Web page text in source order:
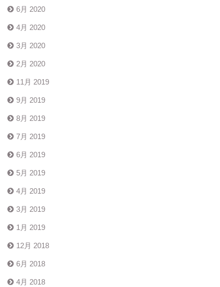
6月 2020
4月 2020
3月 2020
2月 2020
11月 2019
9月 2019
8月 2019
7月 2019
6月 2019
5月 2019
4月 2019
3月 2019
1月 2019
12月 2018
6月 2018
4月 2018